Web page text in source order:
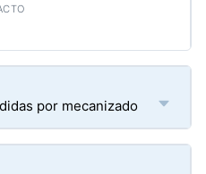
por mecanizado